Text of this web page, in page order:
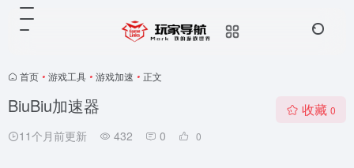
首页 • 游戏工具 • 游戏加速 • 正文
BiuBiu加速器
11个月前更新 432 0 0
收藏 0